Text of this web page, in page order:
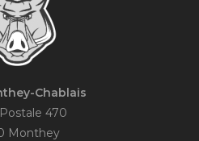
Chablais
470
Monthey